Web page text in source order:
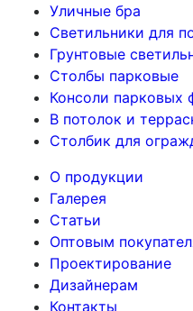
Уличные бра
Светильники для
Грунтовые
Столбы парковые
Консоли парковых
В потолок и
Столбик для
О продукции
Галерея
Статьи
Оптовым
Проектирование
Дизайнерам
Контакты